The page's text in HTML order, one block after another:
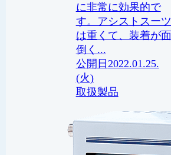
に非常に効果的で
す。アシストスーツ
は重くて、装着が面
倒く...
2022.01.25.
(火)
取扱製品